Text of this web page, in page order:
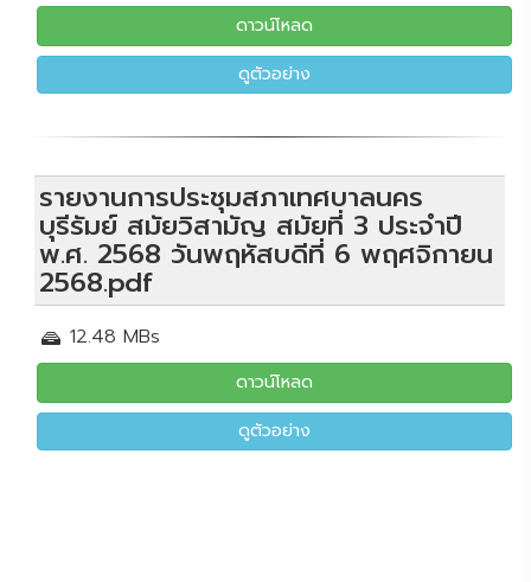
ดาวน์โหลด
ดูตัวอย่าง
รายงานการประชุมสภาเทศบาลนคร
บุรีรัมย์ สมัยวิสามัญ สมัยที่ 3 ประจำปี
พ.ศ. 2568 วันพฤหัสบดีที่ 6 พฤศจิกายน
2568.pdf
12.48 MBs
ดาวน์โหลด
ดูตัวอย่าง